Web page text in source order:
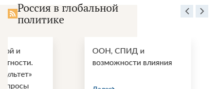
Россия в глобальной
политике
возможности влияния
перспективы